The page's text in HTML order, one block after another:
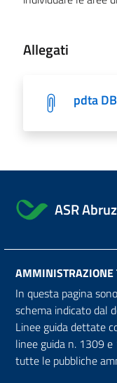
Allegati
pdta
ASR
AMMINISTRAZIONE
In questa pagina
schema indicato dal
Linee guida dettate
linee guida n. 1309
tutte le pubbliche